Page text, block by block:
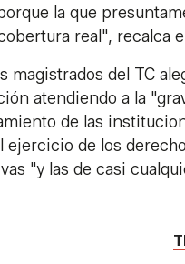
la que
real", recalca
magistrados del TC
atendiendo a la
de las
ejercicio de los
"y las de casi